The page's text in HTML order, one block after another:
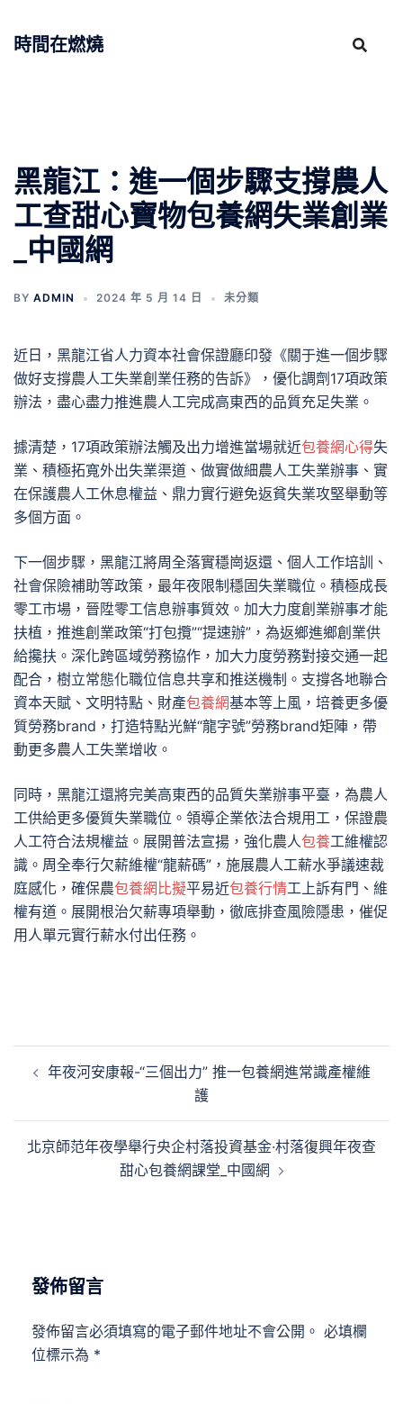
時間在燃燒
黑龍江：進一個步驟支撐農人
工查甜心寶物包養網失業創業
_中國網
BY ADMIN 2024 年 5 月 14 日 未分類
近日，黑龍江省人力資本社會保證廳印發《關于進一個步驟
做好支撐農人工失業創業任務的告訴》，優化調劑17項政策
辦法，盡心盡力推進農人工完成高東西的品質充足失業。
據清楚，17項政策辦法觸及出力增進當場就近包養網心得失
業、積極拓寬外出失業渠道、做實做細農人工失業辦事、實
在保護農人工休息權益、鼎力實行避免返貧失業攻堅舉動等
多個方面。
下一個步驟，黑龍江將周全落實穩崗返還、個人工作培訓、
社會保險補助等政策，最年夜限制穩固失業職位。積極成長
零工市場，晉陞零工信息辦事質效。加大力度創業辦事才能
扶植，推進創業政策“打包攬”“提速辦”，為返鄉進鄉創業供
給攙扶。深化跨區域勞務協作，加大力度勞務對接交通一起
配合，樹立常態化職位信息共享和推送機制。支撐各地聯合
資本天賦、文明特點、財產包養網基本等上風，培養更多優
質勞務brand，打造特點光鮮“龍字號”勞務brand矩陣，帶
動更多農人工失業增收。
同時，黑龍江還將完美高東西的品質失業辦事平臺，為農人
工供給更多優質失業職位。領導企業依法合規用工，保證農
人工符合法規權益。展開普法宣揚，強化農人包養工維權認
識。周全奉行欠薪維權“龍薪碼”，施展農人工薪水爭議速裁
庭感化，確保農包養網比擬平易近包養行情工上訴有門、維
權有道。展開根治欠薪專項舉動，徹底排查風險隱患，催促
用人單元實行薪水付出任務。
章
覽
年夜河安康報-“三個出力” 推一包養網進常識產權維
護
北京師范年夜學舉行央企村落投資基金·村落復興年夜查
甜心包養網課堂_中國網
發佈留言
發佈留言必須填寫的電子郵件地址不會公開。 必填欄
位標示為 *